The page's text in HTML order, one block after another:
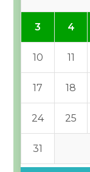
3 4
10 11
17 18
24 25
31